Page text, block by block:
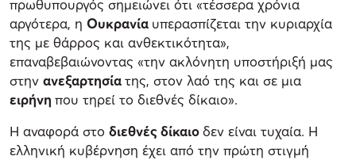
πρωθυπουργός σημειώνει ότι «τέσσερα χρόνια
αργότερα, η Ουκρανία υπερασπίζεται την κυριαρχία
της με θάρρος και ανθεκτικότητα»,
επαναβεβαιώνοντας «την ακλόνητη υποστήριξή μας
στην ανεξαρτησίατης, στον λαό της και σε μια
ειρήνη που τηρεί το διεθνές δίκαιο».
Η αναφορά στο διεθνές δίκαιοδεν είναι τυχαία. Η
ελληνική κυβέρνηση έχει από την πρώτη στιγμή